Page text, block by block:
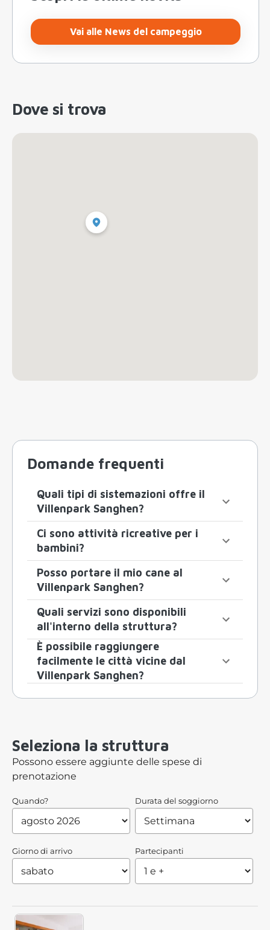
Vai alle News del campeggio
Dove si trova
Domande frequenti
Quali tipi di sistemazioni offre il
Villenpark Sanghen?
Ci sono attività ricreative per i
bambini?
Posso portare il mio cane al
Villenpark Sanghen?
Quali servizi sono disponibili
all'interno della struttura?
È possibile raggiungere
facilmente le città vicine dal
Villenpark Sanghen?
Seleziona la struttura